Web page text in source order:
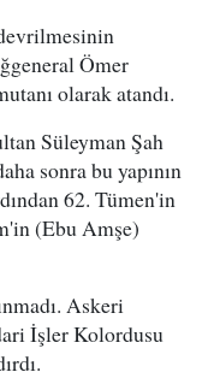
Ömer
olarak atandı.
Süleyman Şah
sonra bu yapının
62. Tümen'in
(Ebu Amşe)
Askeri
İşler Kolordusu